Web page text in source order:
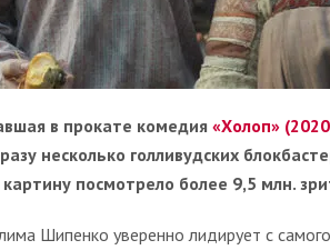
в прокате комедия «Холоп»
несколько голливудских
посмотрело более 9,5 млн.
Шипенко уверенно лидирует с